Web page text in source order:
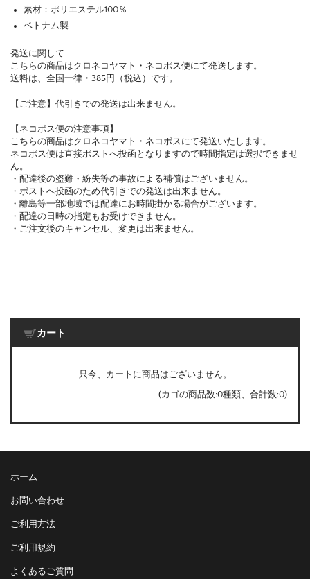
素材：ポリエステル100％
ベトナム製
発送に関して
こちらの商品はクロネコヤマト・ネコポス便にて発送します。
送料は、全国一律・385円（税込）です。
【ご注意】代引きでの発送は出来ません。
【ネコポス便の注意事項】
こちらの商品はクロネコヤマト・ネコポスにて発送いたします。
ネコポス便は直接ポストへ投函となりますので時間指定は選択できませ
ん。
・配達後の盗難・紛失等の事故による補償はございません。
・ポストへ投函のため代引きでの発送は出来ません。
・離島等一部地域では配達にお時間掛かる場合がございます。
・配達の日時の指定もお受けできません。
・ご注文後のキャンセル、変更は出来ません。
カート
只今、カートに商品はございません。
(カゴの商品数:0種類、合計数:0)
ホーム
お問い合わせ
ご利用方法
ご利用規約
よくあるご質問